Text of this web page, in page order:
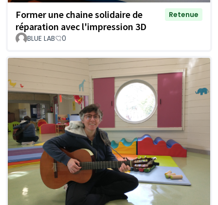
Former une chaine solidaire de
réparation avec l'impression 3D
Retenue
BLUE LAB 0